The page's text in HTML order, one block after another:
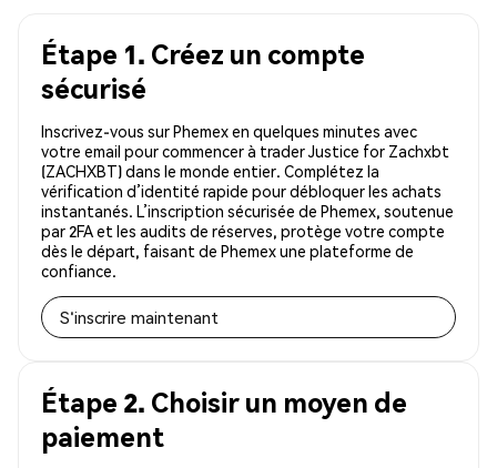
Étape 1. Créez un compte
sécurisé
Inscrivez-vous sur Phemex en quelques minutes avec
votre email pour commencer à trader Justice for Zachxbt
(ZACHXBT) dans le monde entier. Complétez la
vérification d’identité rapide pour débloquer les achats
instantanés. L’inscription sécurisée de Phemex, soutenue
par 2FA et les audits de réserves, protège votre compte
dès le départ, faisant de Phemex une plateforme de
confiance.
S'inscrire maintenant
Étape 2. Choisir un moyen de
paiement